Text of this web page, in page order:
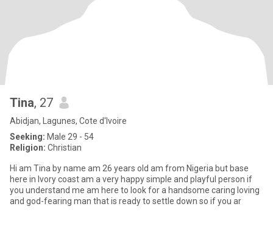
Tina, 27
Abidjan, Lagunes, Cote d'Ivoire
Seeking: Male 29 - 54
Religion: Christian
Hi am Tina by name am 26 years old am from Nigeria but base
here in Ivory coast am a very happy simple and playful person if
you understand me am here to look for a handsome caring loving
and god-fearing man that is ready to settle down so if you ar